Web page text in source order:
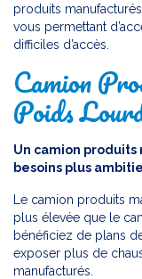
produits
vous permettant
difficiles d’accès.
Camion
Poids
Un camion
besoins plus
Le camion produits
plus élevée que le
bénéficiez de plans
exposer plus de
manufacturés.